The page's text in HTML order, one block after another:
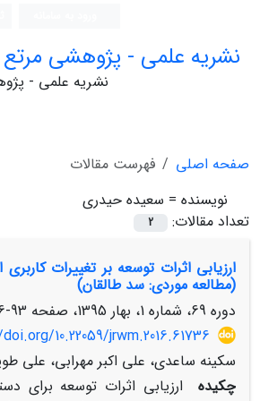
نشریه علمی - پژوهشی مرتع
نشریه علمی -
صفحه اصلی
فهرست مقالات
نویسنده = سعیده حیدری
تعداد مقالات:
2
ارزیابی اثرات توسعه بر تغییرات
(مطالعه موردی: سد طالقان)
دوره 69، شماره 1، بهار 1395، صفحه
93-106
10.22059/jrwm.2016.61736
سکینه ساعدی، علی اکبر مهرابی، علی
چکیده
ارزیابی اثرات توسعه برای